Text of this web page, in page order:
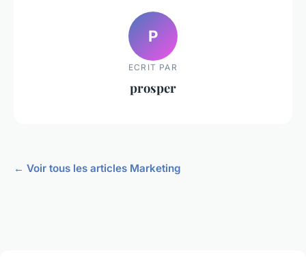
P
ECRIT PAR
prosper
← Voir tous les articles Marketing